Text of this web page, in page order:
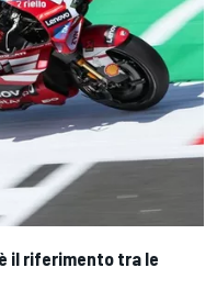
il riferimento tra le